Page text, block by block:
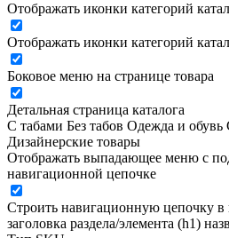
Отображать иконки категорий
Отображать иконки категорий
Боковое меню на странице товара
Детальная страница каталога
С табами Без табов Одежда и обувь
Дизайнерские товары
Отображать выпадающее меню с
навигационной цепочке
Строить навигационную цепочку в
заголовка раздела/элемента (h1)